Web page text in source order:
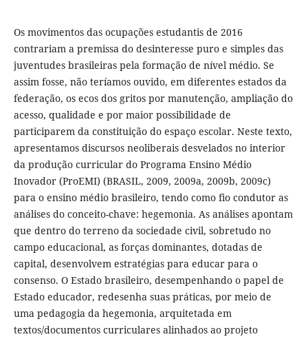
Os movimentos das ocupações estudantis de 2016
contrariam a premissa do desinteresse puro e simples das
juventudes brasileiras pela formação de nível médio. Se
assim fosse, não teríamos ouvido, em diferentes estados da
federação, os ecos dos gritos por manutenção, ampliação do
acesso, qualidade e por maior possibilidade de
participarem da constituição do espaço escolar. Neste texto,
apresentamos discursos neoliberais desvelados no interior
da produção curricular do Programa Ensino Médio
Inovador (ProEMI) (BRASIL, 2009, 2009a, 2009b, 2009c)
para o ensino médio brasileiro, tendo como fio condutor as
análises do conceito-chave: hegemonia. As análises apontam
que dentro do terreno da sociedade civil, sobretudo no
campo educacional, as forças dominantes, dotadas de
capital, desenvolvem estratégias para educar para o
consenso. O Estado brasileiro, desempenhando o papel de
Estado educador, redesenha suas práticas, por meio de
uma pedagogia da hegemonia, arquitetada em
textos/documentos curriculares alinhados ao projeto